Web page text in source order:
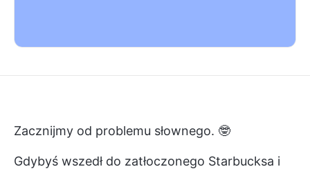
Zacznijmy od problemu słownego. 🤓
Gdybyś wszedł do zatłoczonego Starbucksa i